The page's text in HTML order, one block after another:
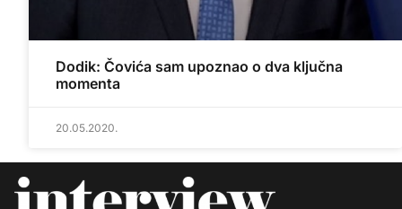
Dodik: Čovića sam upoznao o dva ključna
momenta
20.05.2020.